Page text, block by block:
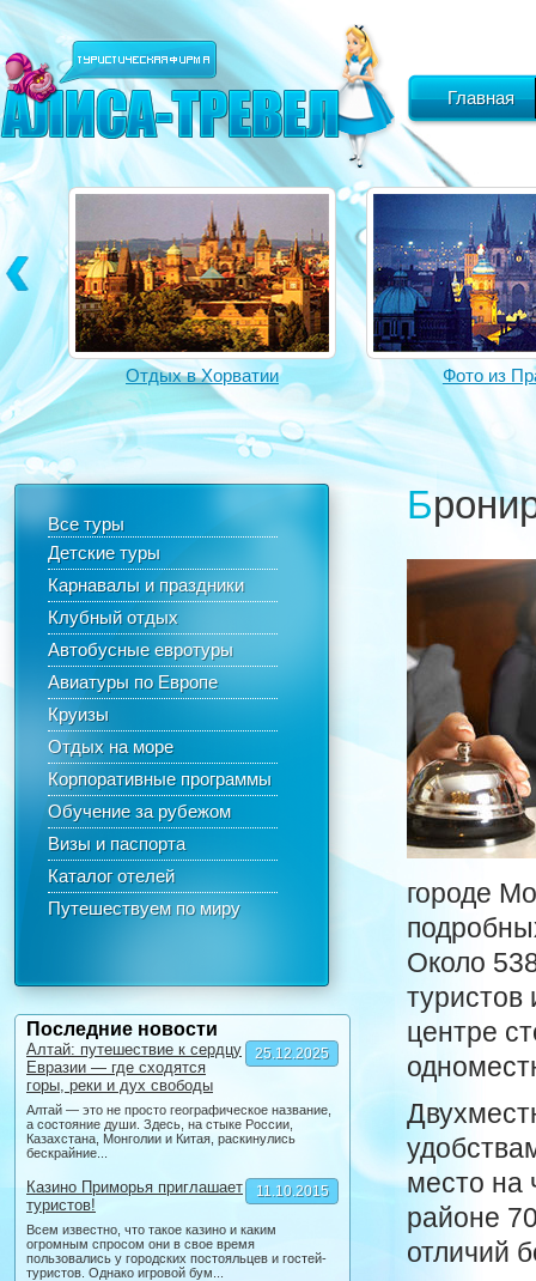
Главная
Отдых в Хорватии Фото из
Все туры
Детские туры
Карнавалы и праздники
Клубный отдых
Автобусные евротуры
Авиатуры по Европе
Круизы
Отдых на море
Корпоративные программы
Обучение за рубежом
Визы и паспорта
Каталог отелей
Путешествуем по миру
Последние новости
25.12.2025
Алтай: путешествие к сердцу
Евразии — где сходятся
горы, реки и дух свободы
Алтай — это не просто географическое название,
а состояние души. Здесь, на стыке России,
Казахстана, Монголии и Китая, раскинулись
бескрайние...
11.10.2015
Казино Приморья приглашает
туристов!
Всем известно, что такое казино и каким
огромным спросом они в свое время
пользовались у городских постояльцев и гостей-
туристов. Однако игровой бум...
городе
Около
туристов
центре
место на
районе
отличий